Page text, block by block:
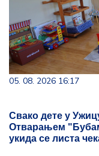
05. 08. 2026 16:17
Свако дете у
Отварањем
укида се листа